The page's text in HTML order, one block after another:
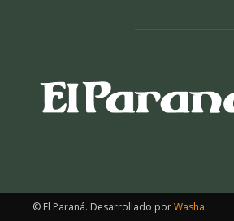
© El Paraná. Desarrollado porWasha.